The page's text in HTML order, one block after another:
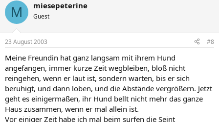
M miesepeterine
Guest
23 August 2003 #8
Meine Freundin hat ganz langsam mit ihrem Hund
angefangen, immer kurze Zeit wegbleiben, bloß nicht
reingehen, wenn er laut ist, sondern warten, bis er sich
beruhigt, und dann loben, und die Abstände vergrößern. Jetzt
geht es einigermaßen, ihr Hund bellt nicht mehr das ganze
Haus zusammen, wenn er mal allein ist.
Vor einiger Zeit habe ich mal beim surfen die Seint